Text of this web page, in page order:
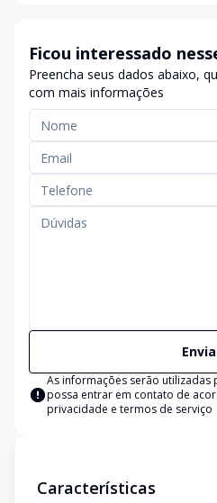
Ficou interessado
Preencha seus dados abaixo,
com mais informações
As informações serão utilizadas
possa entrar em contato de
privacidade e termos de serviço
Características